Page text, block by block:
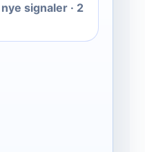
signaler · 2